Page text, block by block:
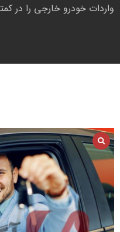
واردات خودرو خارجی را در